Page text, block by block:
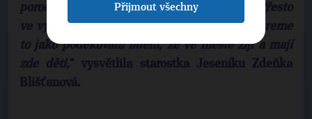
porodného měla pomoci, což se ale nestalo. Přesto
ve vyplácení porodného město pokračuje. Bereme
to jako poděkování lidem, že ve městě žijí a mají
zde děti,“ vysvětlila starostka Jeseníku Zdeňka
Blišťanová.
Přijmout všechny